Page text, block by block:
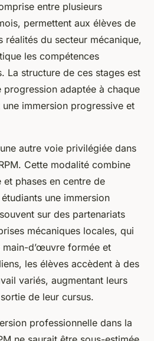
entre plusieurs
permettent aux élèves de
réalités du secteur mécanique,
les compétences
La structure de ces stages est
adaptée à chaque
immersion progressive et
autre voie privilégiée dans
Cette modalité combine
phases en centre de
une immersion
sur des partenariats
mécaniques locales, qui
main-d’œuvre formée et
les élèves accèdent à des
variés, augmentant leurs
de leur cursus.
professionnelle dans la